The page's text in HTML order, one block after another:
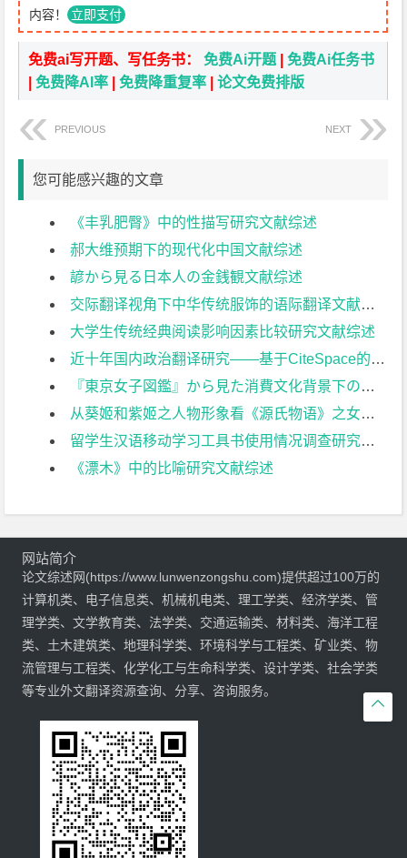
内容！ 立即支付
免费ai写开题、写任务书：免费Ai开题 |免费Ai任务书
|免费降AI率 |免费降重复率 |论文免费排版
PREVIOUS NEXT
您可能感兴趣的文章
《丰乳肥臀》中的性描写研究文献综述
郝大维预期下的现代化中国文献综述
諺から見る日本人の金銭観文献综述
交际翻译视角下中华传统服饰的语际翻译文献综述
大学生传统经典阅读影响因素比较研究文献综述
近十年国内政治翻译研究——基于CiteSpace的可视化分析文献综述
『東京女子図鑑』から見た消費文化背景下の日本都市部女性の尊厳感について文献综述
从葵姬和紫姬之人物形象看《源氏物语》之女性观文献综述
留学生汉语移动学习工具书使用情况调查研究文献综述
《漂木》中的比喻研究文献综述

网站简介
论文综述网(https://www.lunwenzongshu.com)提供超过100万的
计算机类、电子信息类、机械机电类、理工学类、经济学类、管
理学类、文学教育类、法学类、交通运输类、材料类、海洋工程
类、土木建筑类、地理科学类、环境科学与工程类、矿业类、物
流管理与工程类、化学化工与生命科学类、设计学类、社会学类
等专业外文翻译资源查询、分享、咨询服务。